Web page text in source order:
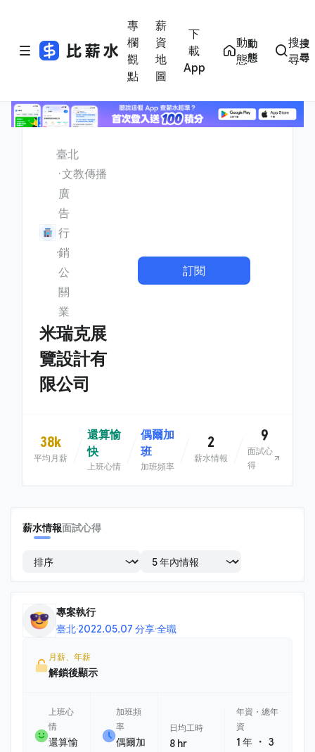
專
欄
觀
點
薪
資
地
圖
下
載
App
動
態
動
態
搜
尋
搜
尋
臺北
文教傳播
廣
告
行
銷
公
關
業
米瑞克展
覽設計有
限公司
訂閱
38k
平均月薪
還算愉
快
上班心情
偶爾加
班
加班頻率
2
薪水情報
9
面試心
得
薪水情報面試心得
專案執行
臺北·2022.05.07 分享·全職
月薪、年薪
解鎖後顯示
上班心
情
還算愉
加班頻
率
偶爾加
日均工時
8 hr
年資・總年
資
1 年 ・3